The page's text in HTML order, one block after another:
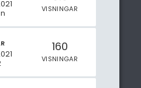
VISNINGAR
160
VISNINGAR